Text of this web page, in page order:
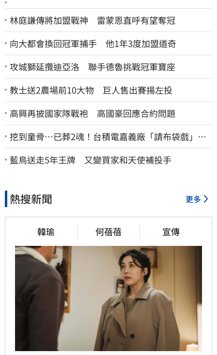
林庭謙傳將加盟戰神 雷蒙恩直呼有望奪冠
向大都會換回冠軍捕手 他1年3度加盟道奇
攻城獅延攬迪亞洛 聯手德魯挑戰冠軍寶座
教士送2農場前10大物 巨人售出賽揚左投
高興再披國家隊戰袍 高國豪回應合約問題
挖到童骨…已葬2魂！台積電嘉義廠「請布袋戲」原
因曝
藍鳥送走5年王牌 又變買家和天使補投手
熱搜新聞 更多
韓瑜 何蓓蓓 宣傳